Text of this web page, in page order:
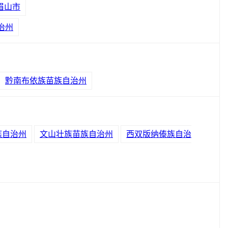
山市
州
黔南布依族苗族自治州
治州 文山壮族苗族自治州 西双版纳傣族自治